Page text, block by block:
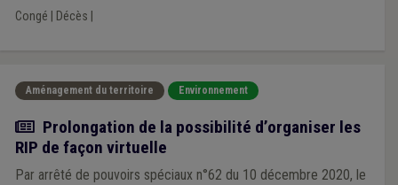
Congé Décès
Aménagement du territoire Environnement
Actualité
Prolongation de la possibilité d’organiser les
RIP de façon virtuelle
Par arrêté de pouvoirs spéciaux n°62 du 10 décembre 2020, le